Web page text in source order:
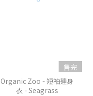
售完
Organic Zoo - 短袖連身
衣 - Seagrass